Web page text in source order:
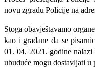
novu zgradu Policije na
Stoga obavještavamo
kao i građane da se
01. 04. 2021. godine nalazi
ubuduće mogu dostavljati u